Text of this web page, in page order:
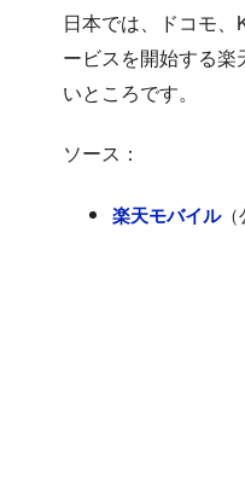
日本では、ドコモ
ービスを開始する
いところです。
ソース：
楽天モバイル（